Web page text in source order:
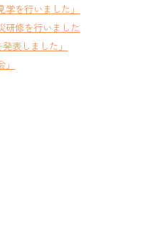
学を行いました」
研修を行いました
表しました」